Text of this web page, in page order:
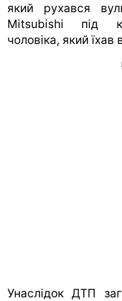
який рухався
Mitsubishi під
чоловіка, який
Унаслідок ДТП